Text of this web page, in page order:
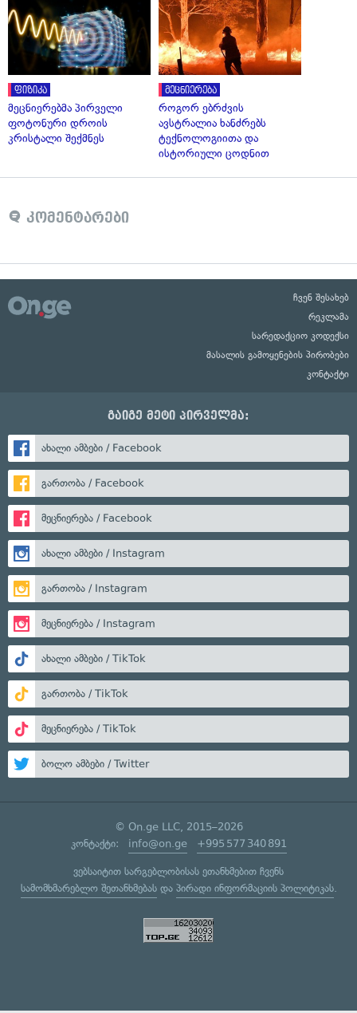
ფიზიკა
მეცნიერებმა პირველი
ფოტონური დროის
კრისტალი შექმნეს
მეცნიერება
როგორ ებრძვის
ავსტრალია ხანძრებს
ტექნოლოგიითა და
ისტორიული ცოდნით
კომენტარები
ჩვენ შესახებ
რეკლამა
სარედაქციო კოდექსი
მასალის გამოყენების პირობები
კონტაქტი
გაიგე მეტი პირველმა:
ახალი ამბები / Facebook
გართობა / Facebook
მეცნიერება / Facebook
ახალი ამბები / Instagram
გართობა / Instagram
მეცნიერება / Instagram
ახალი ამბები / TikTok
გართობა / TikTok
მეცნიერება / TikTok
ბოლო ამბები / Twitter
© On.ge LLC, 2015–2026
კონტაქტი: info@on.ge +995 577 340 891
ვებსაიტით სარგებლობისას ეთანხმებით ჩვენს
სამომხმარებლო შეთანხმებასდა პირადი ინფორმაციის პოლიტიკას.